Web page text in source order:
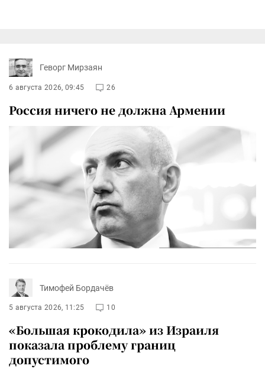
Геворг Мирзаян
6 августа 2026, 09:45 26
Россия ничего не должна Армении
Тимофей Бордачёв
5 августа 2026, 11:25 10
«Большая крокодила» из Израиля
показала проблему границ
допустимого